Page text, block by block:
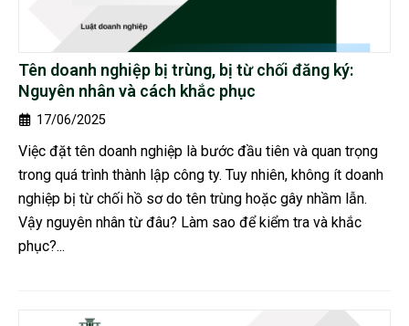
Tên doanh nghiệp bị trùng, bị từ chối đăng ký:
Nguyên nhân và cách khắc phục
17/06/2025
Việc đặt tên doanh nghiệp là bước đầu tiên và quan trọng
trong quá trình thành lập công ty. Tuy nhiên, không ít doanh
nghiệp bị từ chối hồ sơ do tên trùng hoặc gây nhầm lẫn.
Vậy nguyên nhân từ đâu? Làm sao để kiểm tra và khắc
phục?...